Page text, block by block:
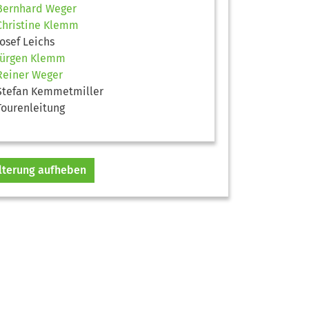
Weger
Klemm
Leichs
Klemm
Weger
Kemmetmiller
aufheben